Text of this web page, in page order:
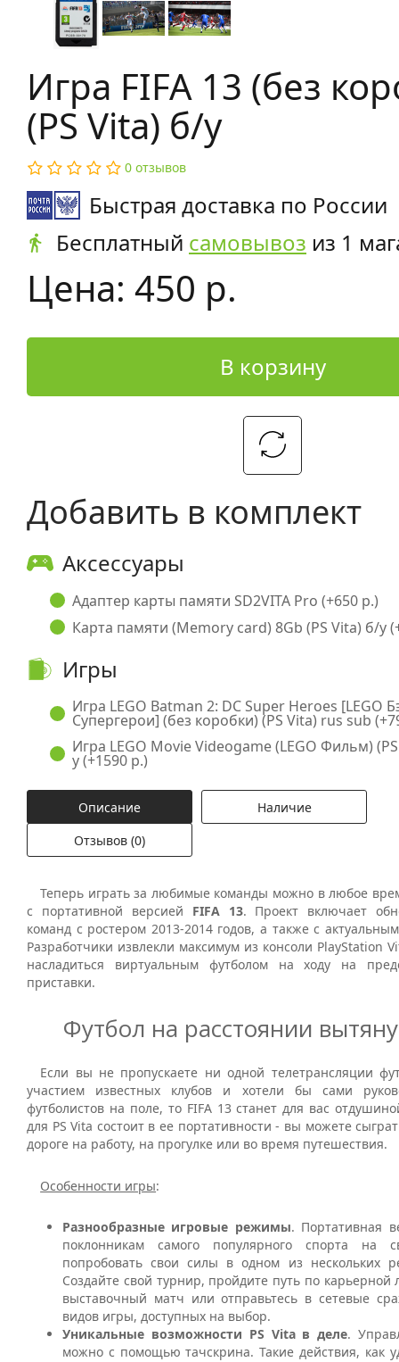
Игра FIFA 13 (без
(PS Vita) б/у
0 отзывов
Быстрая доставка по России
Бесплатный самовывоз из 1
Цена: 450 р.
В корзину
Добавить в комплект
Аксессуары
Адаптер карты памяти SD2VITA Pro (+650 р.)
Карта памяти (Memory card) 8Gb (PS Vita) б/у
Игры
Игра LEGO Batman 2: DC Super Heroes [LEGO
Супергерои] (без коробки) (PS Vita) rus sub
Игра LEGO Movie Videogame (LEGO Фильм)
у (+1590 р.)
Описание
Наличие
Отзывов (0)
Теперь играть за любимые команды можно в любое
с портативной версией FIFA 13. Проект включает
команд с ростером 2013-2014 годов, а также с
Разработчики извлекли максимум из консоли PlayStation
насладиться виртуальным футболом на ходу на
приставки.
Футбол на расстоянии
Если вы не пропускаете ни одной телетрансляции
участием известных клубов и хотели бы сами
футболистов на поле, то FIFA 13 станет для вас
для PS Vita состоит в ее портативности - вы можете
дороге на работу, на прогулке или во время путешествия.
Особенности игры:
Разнообразные игровые режимы. Портативная
поклонникам самого популярного спорта на
попробовать свои силы в одном из нескольких
Создайте свой турнир, пройдите путь по карьерной
выставочный матч или отправьтесь в сетевые
видов игры, доступных на выбор.
Уникальные возможности PS Vita в деле.
можно с помощью тачскрина. Такие действия, как